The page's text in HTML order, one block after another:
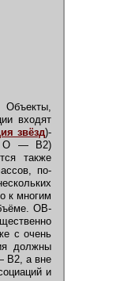
Объекты,
входят
звёзд)-
О — B2)
также
по-
к многим
ОВ-
с очень
должны
В2, а вне
и